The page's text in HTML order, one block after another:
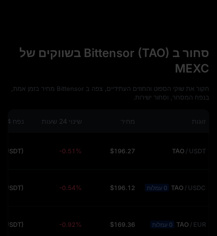
סחור ב Bittensor (TAO) בשווקים של
MEXC
חקור את שוקי הספוט והחוזים העתידיים, צפה ב Bittensor מחיר בזמן אמת,
בנפח המסחר, וסחור ישירות.
זוגות מחיר שינוי 24 שעות נפח 24 שעות
/ USDT
TAO
$196.27
-0.51%
/ USDC
TAO 0 עמלות $196.12
-0.54%
/ EUR
TAO 0 עמלות $169.36
-0.92%